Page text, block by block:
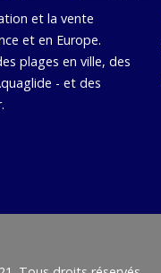
et la vente
et en Europe.
plages en ville, des
- et des